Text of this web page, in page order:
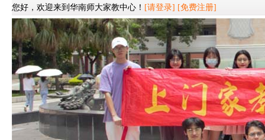
您好，欢迎来到华南师大家教中心！ [请登录] [免费注册]